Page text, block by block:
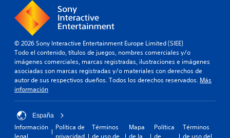
© 2026 Sony Interactive Entertainment Europe Limited (SIEE)
Todo el contenido, títulos de juegos, nombres comerciales y/o
imágenes comerciales, marcas registradas, ilustraciones e imágenes
asociadas son marcas registradas y/o materiales con derechos de
autor de sus respectivos dueños. Todos los derechos reservados. Más
información
España
Información
legal
Política de
privacidad
Términos
de uso de
Mapa
de la
Política
de
Términos
de uso del